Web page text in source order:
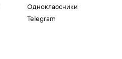
Одноклассники
Telegram